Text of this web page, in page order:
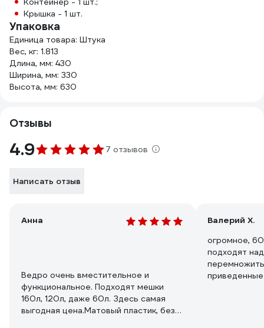
Крышка - 1 шт.
Упаковка
Единица товара: Штука
Вес, кг: 1.813
Длина, мм: 430
Ширина, мм: 330
Высота, мм: 630
Отзывы
4.9 7 отзывов
Написать отзыв
Анна
Ведро очень вместительное и
функциональное. Подходят мешки
160л, 120л, даже 60л. Здесь самая
выгодная цена.Матовый пластик, без
Валерий Х.
огромное,
подходят